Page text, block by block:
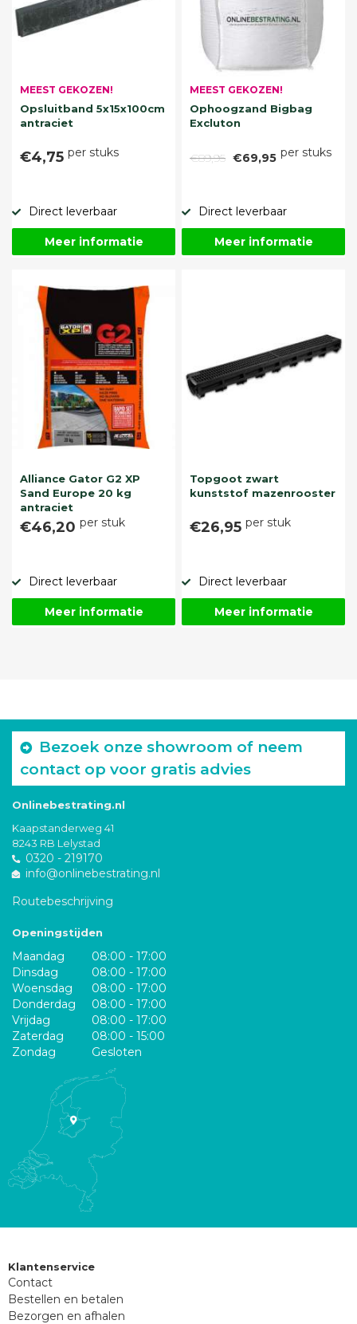
MEEST GEKOZEN!
Opsluitband 5x15x100cm
antraciet
€4,75 per stuks
Direct leverbaar
Meer informatie
MEEST GEKOZEN!
Ophoogzand Bigbag
Excluton
€89,95 €69,95 per stuks
Direct leverbaar
Meer informatie
Alliance Gator G2 XP
Sand Europe 20 kg
antraciet
€46,20 per stuk
Direct leverbaar
Meer informatie
Topgoot zwart
kunststof mazenrooster
€26,95 per stuk
Direct leverbaar
Meer informatie
Bezoek onze showroom of neem
contact op voor gratis advies
Onlinebestrating.nl
Kaapstanderweg 41
8243 RB Lelystad
0320 - 219170
info@onlinebestrating.nl
Routebeschrijving
Openingstijden
Maandag
08:00 - 17:00
Dinsdag
08:00 - 17:00
Woensdag
08:00 - 17:00
Donderdag
08:00 - 17:00
Vrijdag
08:00 - 17:00
Zaterdag
08:00 - 15:00
Zondag
Gesloten
Klantenservice
Contact
Bestellen en betalen
Bezorgen en afhalen